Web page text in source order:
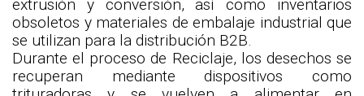
extrusión y conversión, así como inventarios
obsoletos y materiales de embalaje industrial que
se utilizan para la distribución B2B.
Durante el proceso de Reciclaje, los desechos se
recuperan mediante dispositivos como